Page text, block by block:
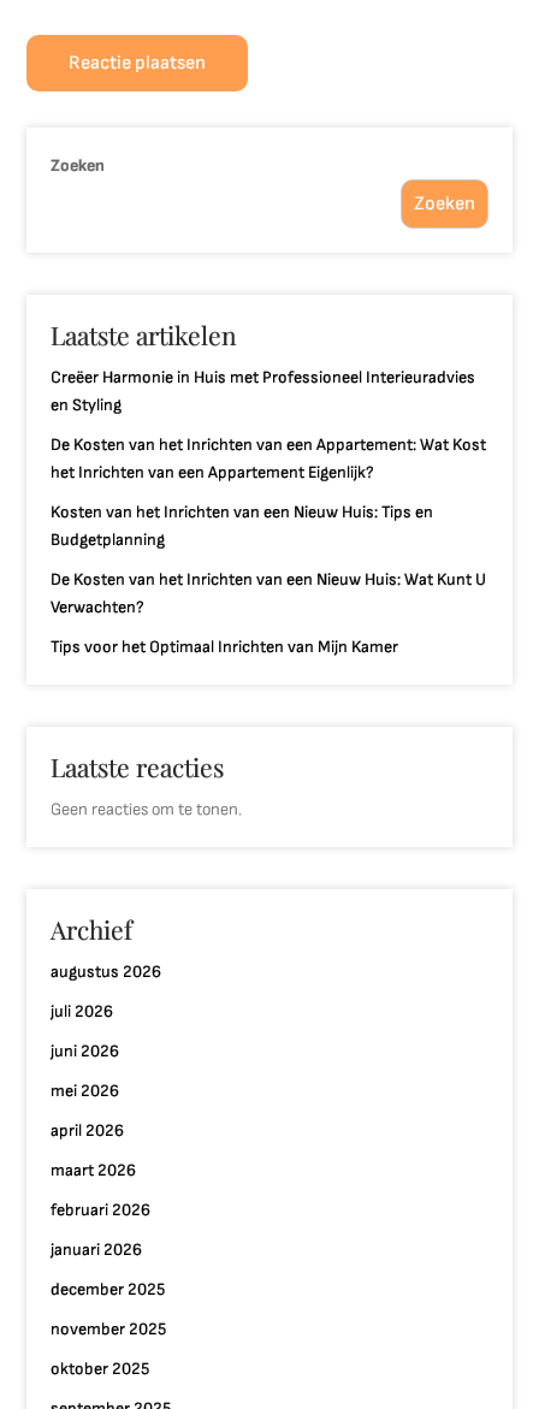
Zoeken
Zoeken
Laatste artikelen
Creëer Harmonie in Huis met Professioneel Interieuradvies
en Styling
De Kosten van het Inrichten van een Appartement: Wat Kost
het Inrichten van een Appartement Eigenlijk?
Kosten van het Inrichten van een Nieuw Huis: Tips en
Budgetplanning
De Kosten van het Inrichten van een Nieuw Huis: Wat Kunt U
Verwachten?
Tips voor het Optimaal Inrichten van Mijn Kamer
Laatste reacties
Geen reacties om te tonen.
Archief
augustus 2026
juli 2026
juni 2026
mei 2026
april 2026
maart 2026
februari 2026
januari 2026
december 2025
november 2025
oktober 2025